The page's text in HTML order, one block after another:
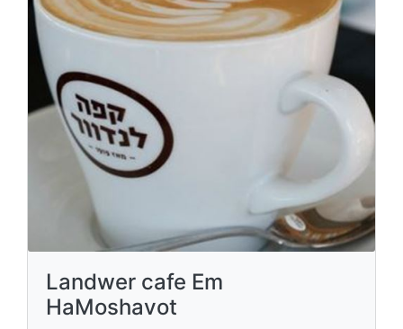
Landwer cafe Em
HaMoshavot